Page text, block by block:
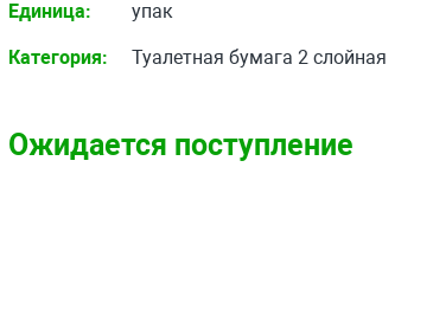
Единица: упак
Категория: Туалетная бумага 2 слойная
Ожидается поступление